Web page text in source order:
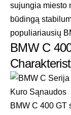
sujungia miesto
būdingą
populiariausių
BMW C
BMW C 400 GT